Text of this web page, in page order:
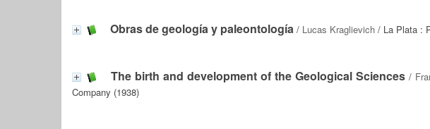
Obras de geología y paleontología / Lucas Kraglievich / La Plata :
The birth and development of the Geological Sciences/
Company (1938)